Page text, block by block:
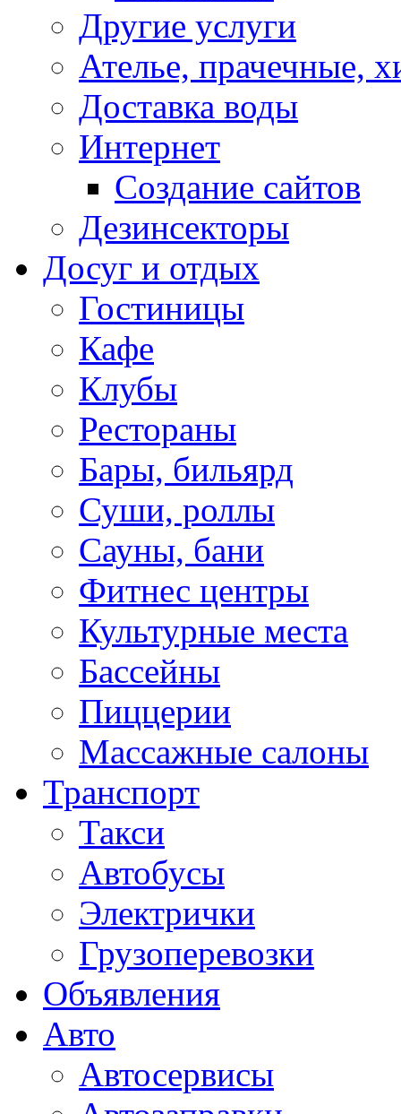
Другие услуги
Ателье, прачечные,
Доставка воды
Интернет
Создание сайтов
Дезинсекторы
Досуг и отдых
Гостиницы
Кафе
Клубы
Рестораны
Бары, бильярд
Суши, роллы
Сауны, бани
Фитнес центры
Культурные места
Бассейны
Пиццерии
Массажные салоны
Транспорт
Такси
Автобусы
Электрички
Грузоперевозки
Объявления
Авто
Автосервисы